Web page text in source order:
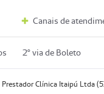
Canais de
2º via de Boleto
Prestador Clínica Itaipú Ltda